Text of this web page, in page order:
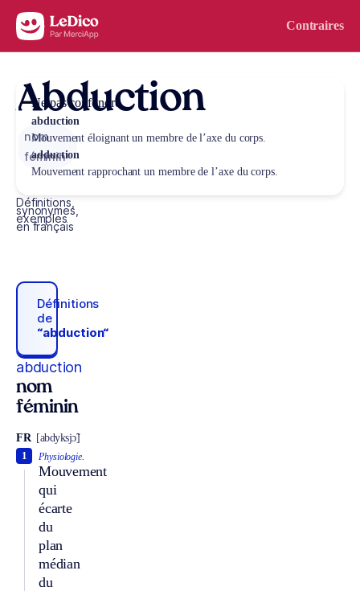
Aller au contenu Contraires
Abduction
nom
féminin
Définitions,
synonymes,
exemples
en français
Définitions
de
“abduction“
abduction
nom
féminin
FR [abdyksjɔ̃]
Physiologie.
Mouvement
qui
écarte
du
plan
médian
du
1
Ne pas confondre
abduction
Mouvement éloignant un membre de l’axe du corps.
adduction
Mouvement rapprochant un membre de l’axe du corps.